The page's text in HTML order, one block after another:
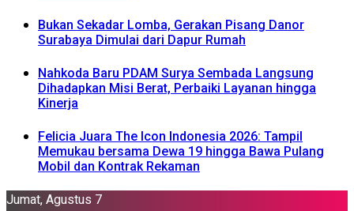
Bukan Sekadar Lomba, Gerakan Pisang Danor
Surabaya Dimulai dari Dapur Rumah
Nahkoda Baru PDAM Surya Sembada Langsung
Dihadapkan Misi Berat, Perbaiki Layanan hingga
Kinerja
Felicia Juara The Icon Indonesia 2026: Tampil
Memukau bersama Dewa 19 hingga Bawa Pulang
Mobil dan Kontrak Rekaman
Jumat, Agustus 7